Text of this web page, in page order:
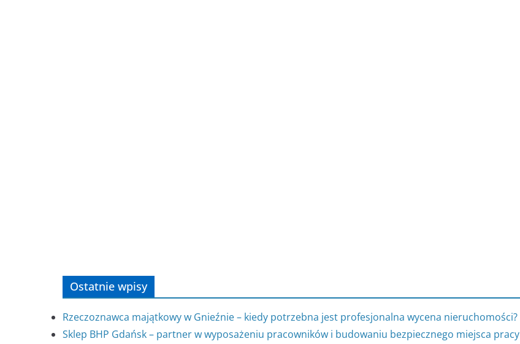
Ostatnie wpisy
Rzeczoznawca majątkowy w Gnieźnie – kiedy potrzebna jest profesjonalna wycena nieruchomości?
Sklep BHP Gdańsk – partner w wyposażeniu pracowników i budowaniu bezpiecznego miejsca pracy